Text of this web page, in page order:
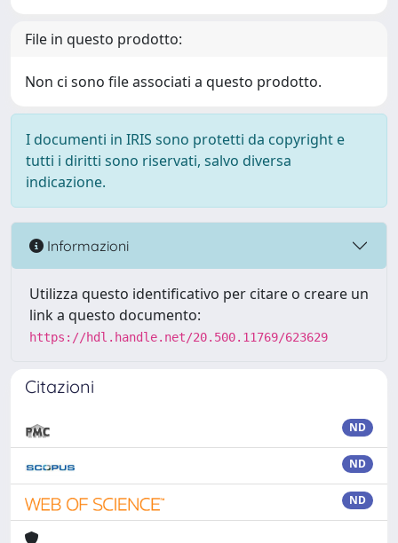
File in questo prodotto:
Non ci sono file associati a questo prodotto.
I documenti in IRIS sono protetti da copyright e
tutti i diritti sono riservati, salvo diversa
indicazione.
Informazioni
Utilizza questo identificativo per citare o creare un
link a questo documento:
https://hdl.handle.net/20.500.11769/623629
Citazioni
ND
ND
ND